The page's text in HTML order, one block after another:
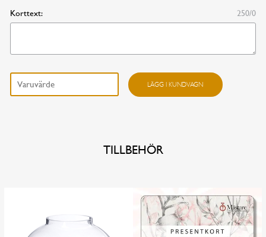
Korttext: 250/0
LÄGG I KUNDVAGN
TILLBEHÖR
Annat datum